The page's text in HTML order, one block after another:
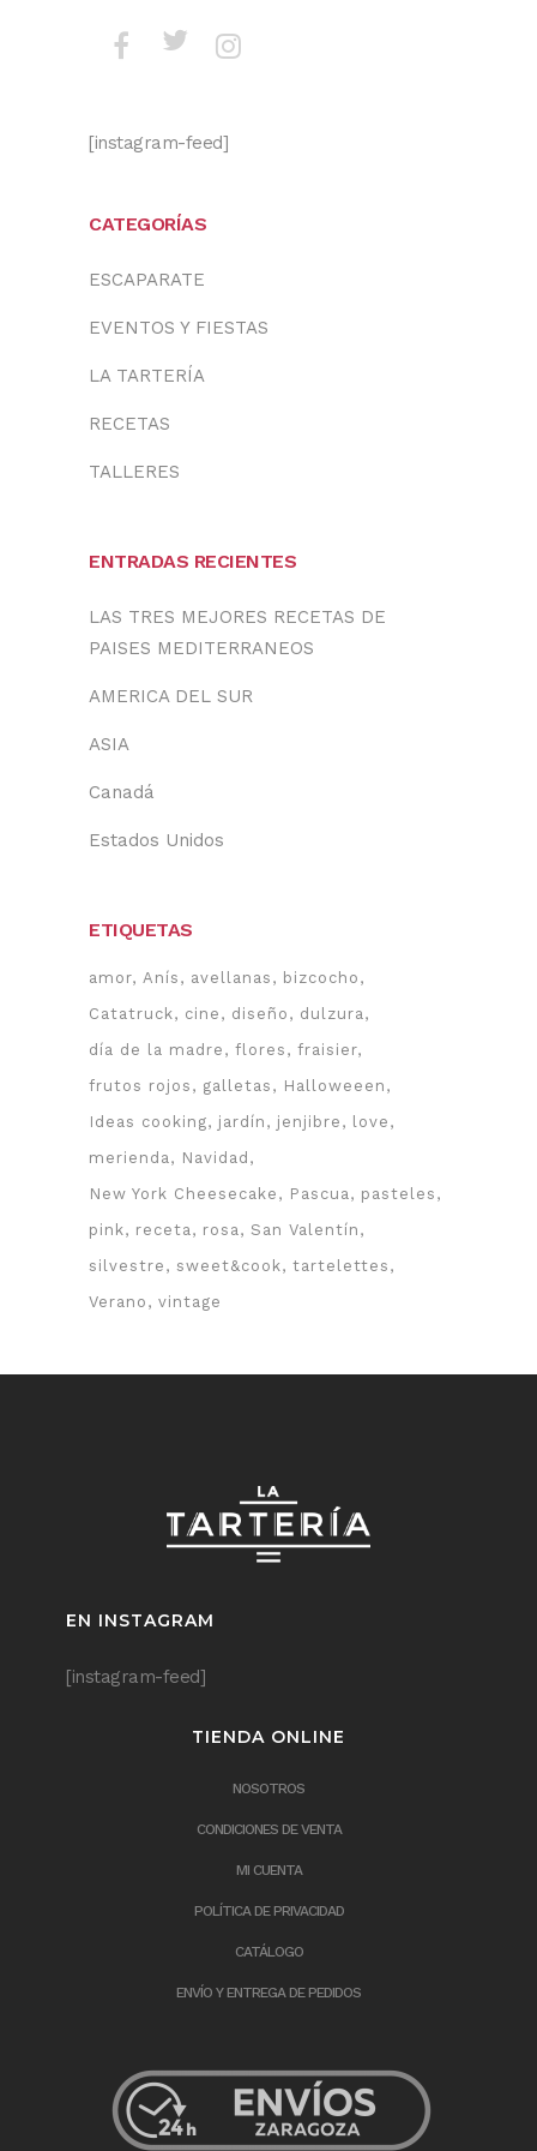
[instagram-feed]
CATEGORÍAS
ESCAPARATE
EVENTOS Y FIESTAS
LA TARTERÍA
RECETAS
TALLERES
ENTRADAS RECIENTES
LAS TRES MEJORES RECETAS DE
PAISES MEDITERRANEOS
AMERICA DEL SUR
ASIA
Canadá
Estados Unidos
ETIQUETAS
amor Anís avellanas
bizcocho
Catatruck
cine diseño
dulzura
día de la madre
flores
fraisier
frutos rojos
galletas
Halloweeen
Ideas cooking
jardín jenjibre
love
merienda
Navidad
New York Cheesecake
Pascua
pasteles
pink
receta rosa
San Valentín
silvestre
sweet&cook
tartelettes
Verano
vintage
EN INSTAGRAM
[instagram-feed]
TIENDA ONLINE
NOSOTROS
CONDICIONES DE VENTA
MI CUENTA
POLÍTICA DE PRIVACIDAD
CATÁLOGO
ENVÍO Y ENTREGA DE PEDIDOS